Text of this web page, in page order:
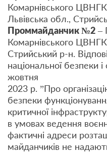
Комарнівського
Львівська обл.,
Проммайданчик №2 –
Комарнівського
Стрийський р-н.
національної безпеки
жовтня
2023 р. ”Про
безпеки
критичної
в умовах ведення
фактичні адреси
майданчиків не